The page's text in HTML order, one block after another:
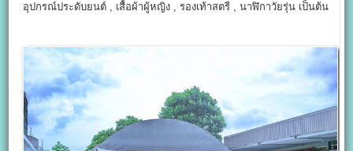
อุปกรณ์ประดับยนต์ , เสื้อผ้าผู้หญิง , รองเท้าสตรี , นาฬิกาวัยรุ่น เป็นต้น